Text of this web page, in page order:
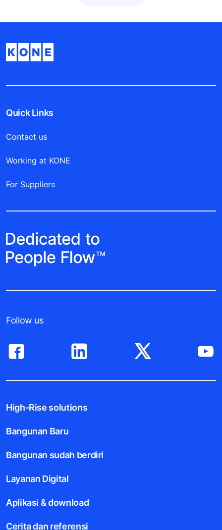
Quick Links
Contact us
Working at KONE
For Suppliers
Follow us
High-Rise solutions
Bangunan Baru
Bangunan sudah berdiri
Layanan Digital
Aplikasi & download
Cerita dan referensi